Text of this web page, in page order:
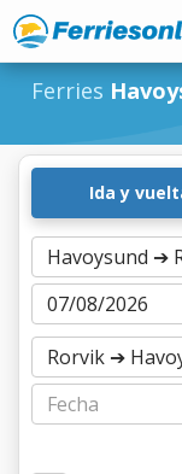
Ferries
Ida y